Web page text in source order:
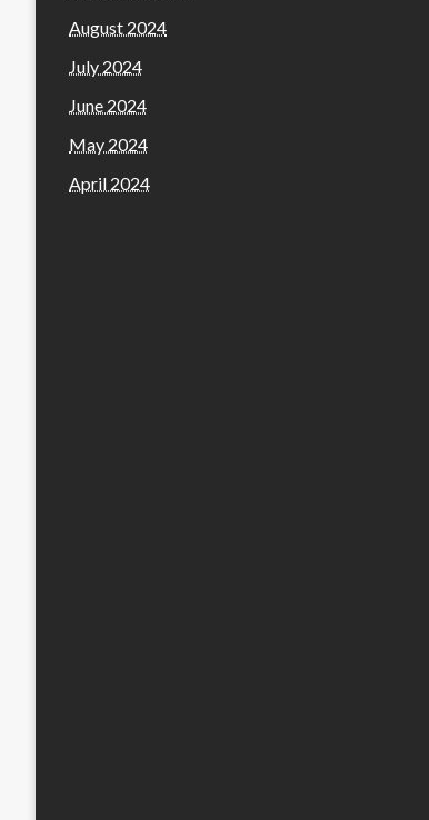
August 2024
July 2024
June 2024
May 2024
April 2024